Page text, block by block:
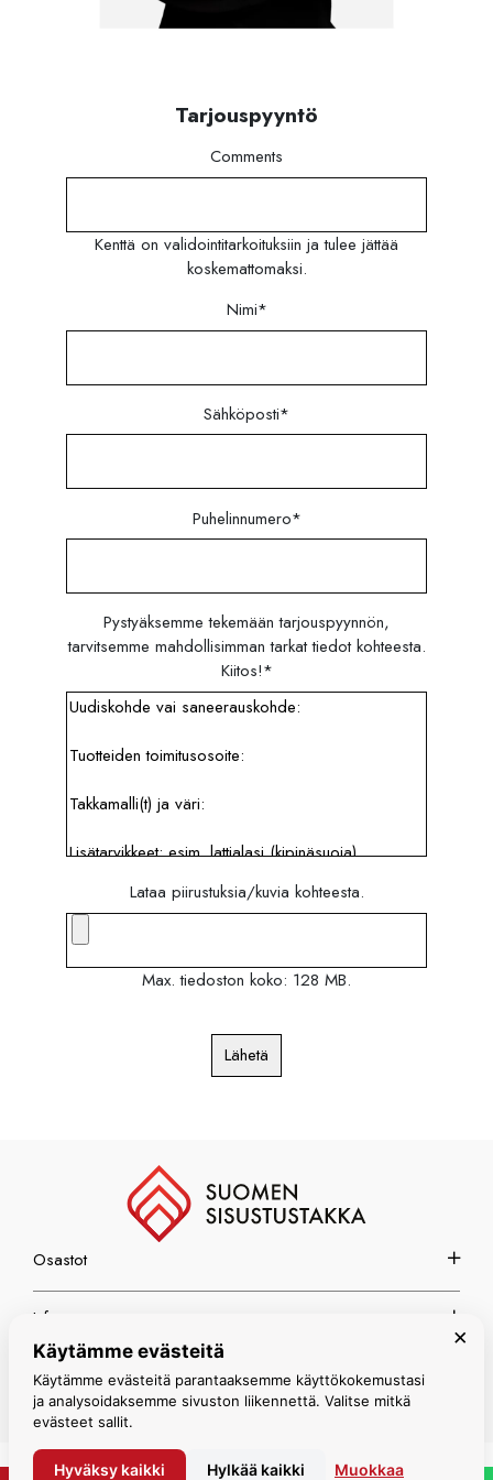
Tarjouspyyntö
Comments
Kenttä on validointitarkoituksiin ja tulee jättää
koskemattomaksi.
Nimi*
Sähköposti*
Puhelinnumero*
Pystyäksemme tekemään tarjouspyynnön,
tarvitsemme mahdollisimman tarkat tiedot kohteesta.
Kiitos!*
Lataa piirustuksia/kuvia kohteesta.
Max. tiedoston koko: 128 MB.
Lähetä
Osastot
Info
Espoon myymälä
×
Käytämme evästeitä
Käytämme evästeitä parantaaksemme käyttökokemustasi
ja analysoidaksemme sivuston liikennettä. Valitse mitkä
evästeet sallit.
Hyväksy kaikki Hylkää kaikki Muokkaa